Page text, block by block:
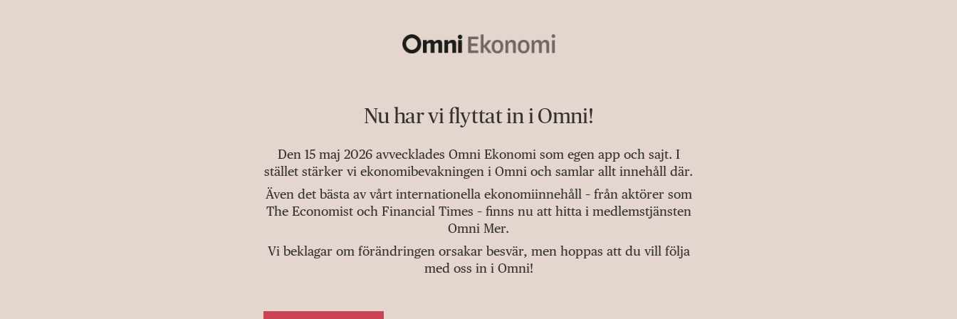
Nu har vi flyttat in i Omni!
Den 15 maj 2026 avvecklades Omni Ekonomi som egen app och sajt. I
stället stärker vi ekonomibevakningen i Omni och samlar allt innehåll där.
Även det bästa av vårt internationella ekonomiinnehåll – från aktörer som
The Economist och Financial Times – finns nu att hitta i medlemstjänsten
Omni Mer.
Vi beklagar om förändringen orsakar besvär, men hoppas att du vill följa
med oss in i Omni!